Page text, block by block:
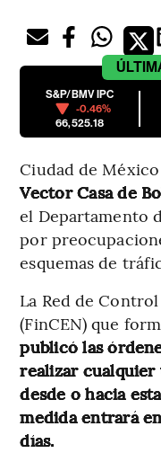
S&P/BMV IPC
-0.46%
66,525.18
Ciudad de
Vector Casa de
el Departamento
por
esquemas de
La Red de
(FinCEN) que
publicó las
realizar
desde o hacia
medida entrará
días.